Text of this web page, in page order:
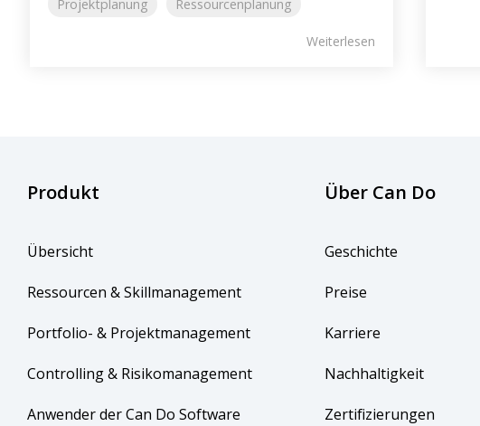
Projektplanung
Ressourcenplanung
Weiterlesen
Produkt
Übersicht
Ressourcen & Skillmanagement
Portfolio- & Projektmanagement
Controlling & Risikomanagement
Anwender der Can Do Software
Über Can Do
Geschichte
Preise
Karriere
Nachhaltigkeit
Zertifizierungen